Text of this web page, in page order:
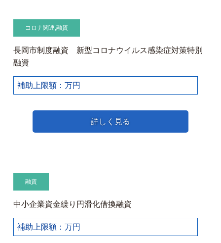
コロナ関連,融資
長岡市制度融資 新型コロナウイルス感染症対策特別
融資
補助上限額：万円
詳しく見る
融資
中小企業資金繰り円滑化借換融資
補助上限額：万円